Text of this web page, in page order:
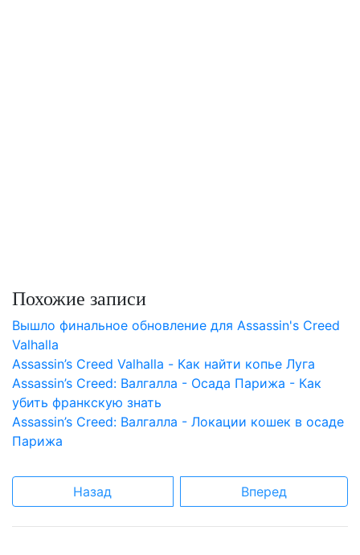
Похожие записи
Вышло финальное обновление для Assassin's Creed
Valhalla
Assassin’s Creed Valhalla - Как найти копье Луга
Assassin’s Creed: Валгалла - Осада Парижа - Как
убить франкскую знать
Assassin’s Creed: Валгалла - Локации кошек в осаде
Парижа
Назад Вперед